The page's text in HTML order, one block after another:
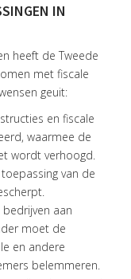
IN
heeft de Tweede
met fiscale
geuit:
en fiscale
waarmee de
wordt verhoogd.
van de
aan
moet de
en andere
belemmeren.